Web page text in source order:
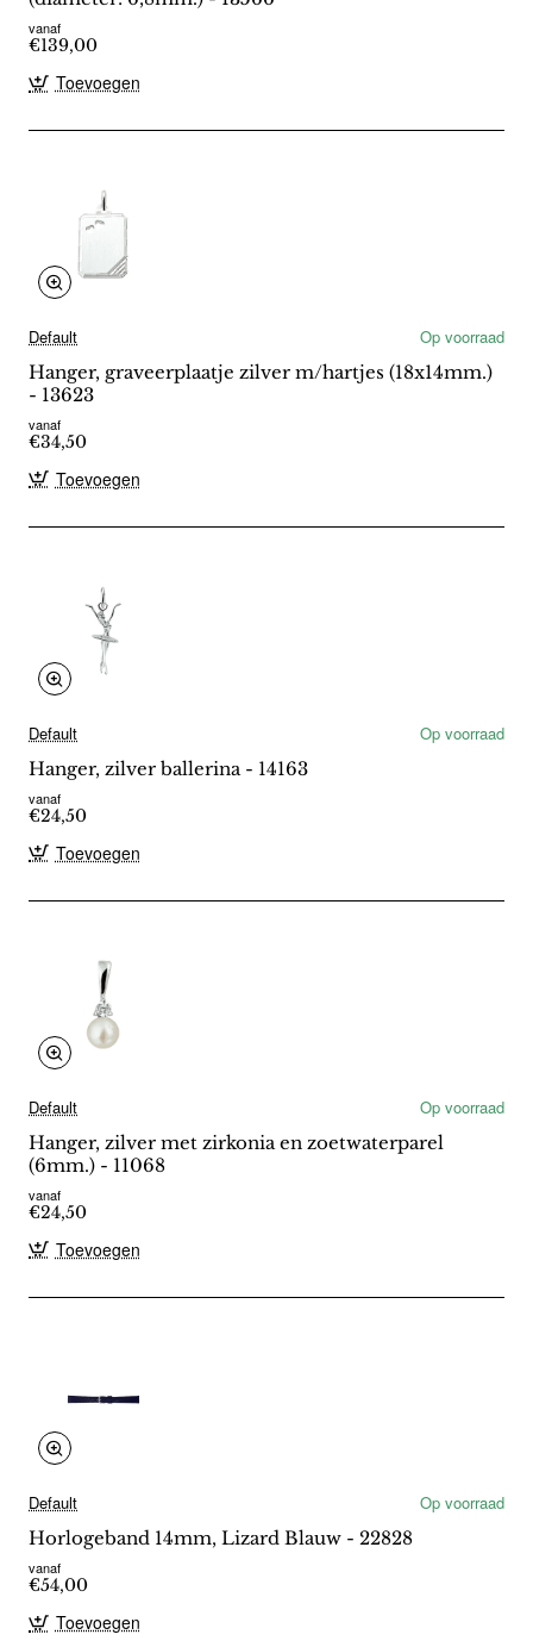
vanaf
€139,00
Toevoegen
Default
Op voorraad
Hanger, graveerplaatje zilver m/hartjes (18x14mm.)
- 13623
vanaf
€34,50
Toevoegen
Default
Op voorraad
Hanger, zilver ballerina - 14163
vanaf
€24,50
Toevoegen
Default
Op voorraad
Hanger, zilver met zirkonia en zoetwaterparel
(6mm.) - 11068
vanaf
€24,50
Toevoegen
Default
Op voorraad
Horlogeband 14mm, Lizard Blauw - 22828
vanaf
€54,00
Toevoegen